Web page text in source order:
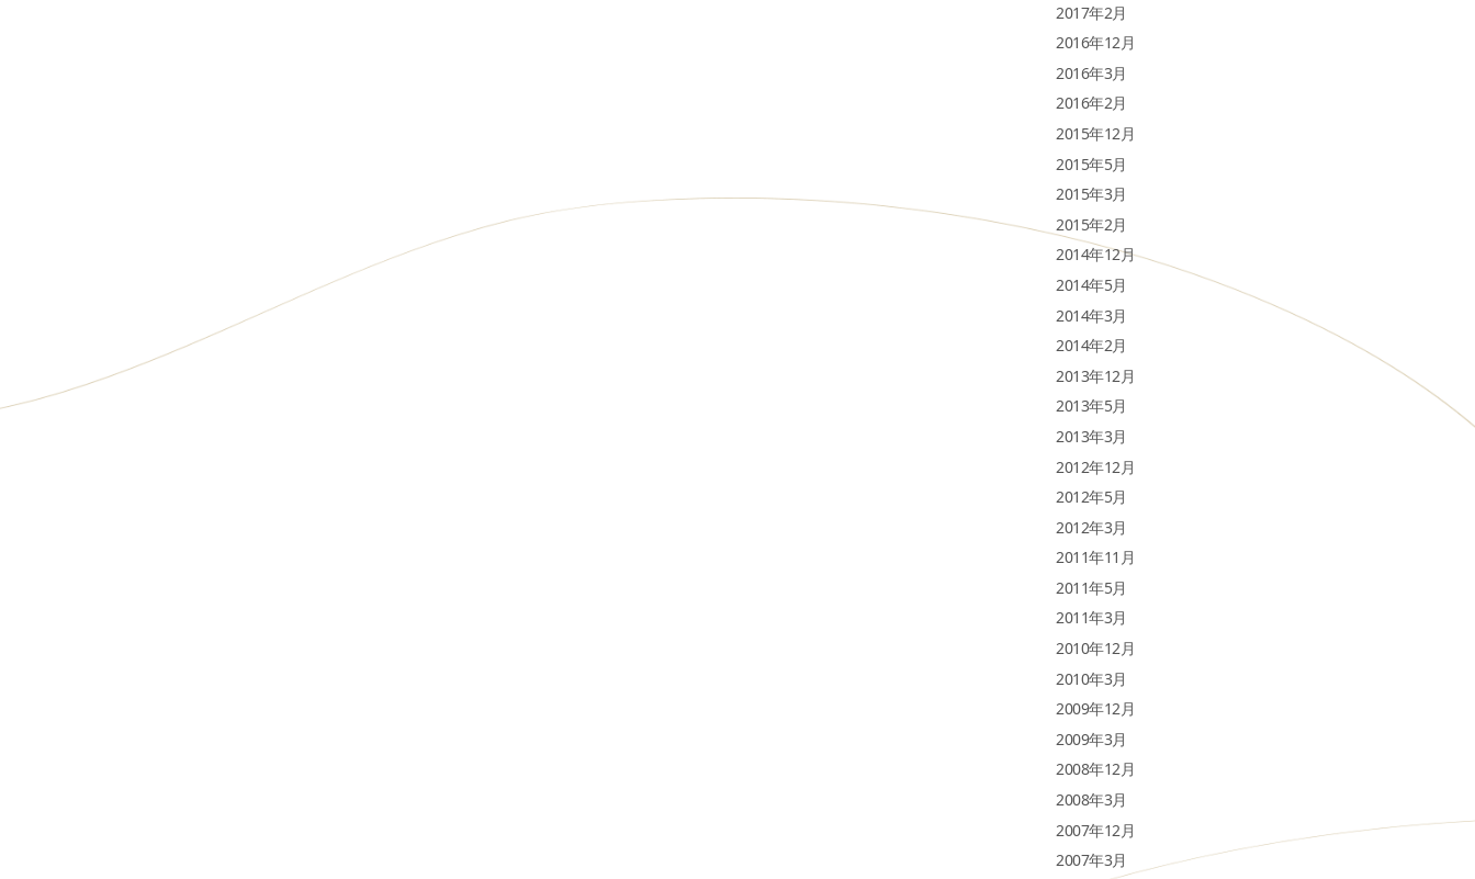
2017年2月
2016年12月
2016年3月
2016年2月
2015年12月
2015年5月
2015年3月
2015年2月
2014年12月
2014年5月
2014年3月
2014年2月
2013年12月
2013年5月
2013年3月
2012年12月
2012年5月
2012年3月
2011年11月
2011年5月
2011年3月
2010年12月
2010年3月
2009年12月
2009年3月
2008年12月
2008年3月
2007年12月
2007年3月